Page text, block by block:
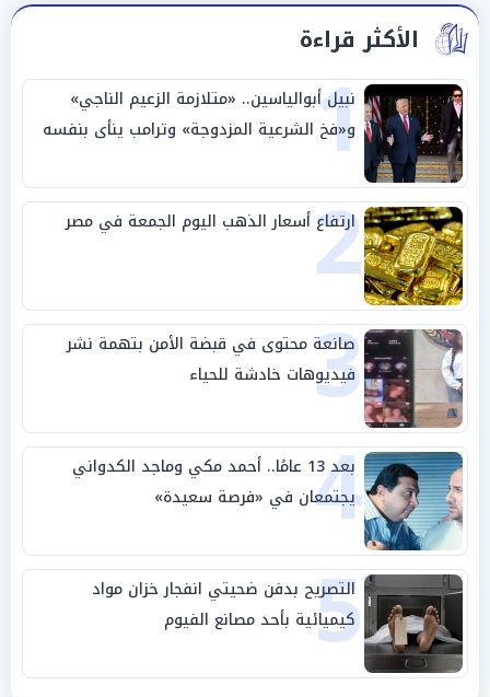
الأكثر قراءة
1
نبيل أبوالياسين.. «متلازمة الزعيم الناجي»
و«فخ الشرعية المزدوجة» وترامب ينأى بنفسه
وحليفه في «ميتم استراتيجي»
2
ارتفاع أسعار الذهب اليوم الجمعة في مصر
3
صانعة محتوى في قبضة الأمن بتهمة نشر
فيديوهات خادشة للحياء
4 بعد 13 عامًا.. أحمد مكي وماجد الكدواني
يجتمعان في «فرصة سعيدة»
5
التصريح بدفن ضحيتي انفجار خزان مواد
كيميائية بأحد مصانع الفيوم